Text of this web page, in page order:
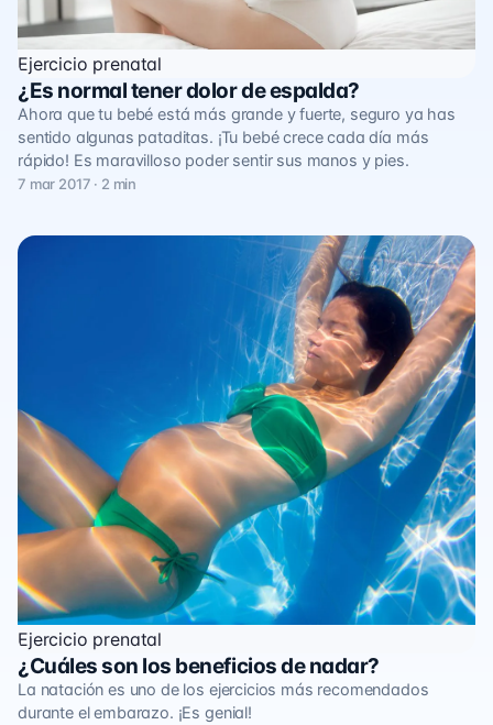
Ejercicio prenatal
¿Es normal tener dolor de espalda?
Ahora que tu bebé está más grande y fuerte, seguro ya has
sentido algunas pataditas. ¡Tu bebé crece cada día más
rápido! Es maravilloso poder sentir sus manos y pies.
7 mar 2017 · 2 min
Ejercicio prenatal
¿Cuáles son los beneficios de nadar?
La natación es uno de los ejercicios más recomendados
durante el embarazo. ¡Es genial!